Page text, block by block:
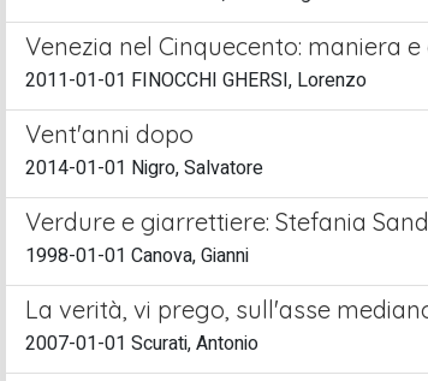
Venezia nel Cinquecento: maniera
2011-01-01 FINOCCHI GHERSI, Lorenzo
Vent'anni dopo
2014-01-01 Nigro, Salvatore
Verdure e giarrettiere: Stefania
1998-01-01 Canova, Gianni
La verità, vi prego, sull'asse
2007-01-01 Scurati, Antonio